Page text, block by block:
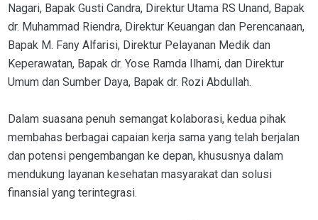
Nagari, Bapak Gusti Candra, Direktur Utama RS Unand, Bapak
dr. Muhammad Riendra, Direktur Keuangan dan Perencanaan,
Bapak M. Fany Alfarisi, Direktur Pelayanan Medik dan
Keperawatan, Bapak dr. Yose Ramda Ilhami, dan Direktur
Umum dan Sumber Daya, Bapak dr. Rozi Abdullah.
Dalam suasana penuh semangat kolaborasi, kedua pihak
membahas berbagai capaian kerja sama yang telah berjalan
dan potensi pengembangan ke depan, khususnya dalam
mendukung layanan kesehatan masyarakat dan solusi
finansial yang terintegrasi.